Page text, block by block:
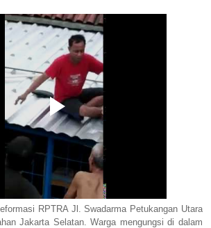
RPTRA Jl. Swadarma Petukangan Utara
Jakarta Selatan. Warga mengungsi di dalam